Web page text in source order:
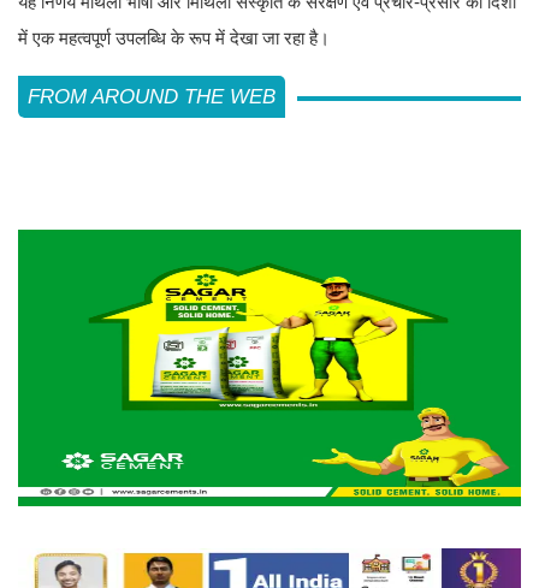
में एक महत्वपूर्ण उपलब्धि के रूप में देखा जा रहा है।
FROM AROUND THE WEB